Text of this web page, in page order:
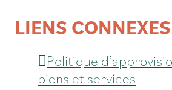
LIENS CONNEXES
Politique
biens et services